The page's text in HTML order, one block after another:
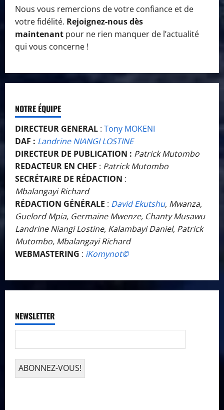
Nous vous remercions de votre confiance et de
votre fidélité. Rejoignez-nous dès
maintenant pour ne rien manquer de l’actualité
qui vous concerne !
NOTRE ÉQUIPE
DIRECTEUR GENERAL : Tony MOKENI
DAF : Landrine NIANGI LOSTINE
DIRECTEUR DE PUBLICATION : Patrick Mutombo
REDACTEUR EN CHEF : Patrick Mutombo
SECRÉTAIRE DE RÉDACTION :
Mbalangayi Richard
RÉDACTION GÉNÉRALE : David Ekutshu, Mwanza,
Guelord Mpia, Germaine Mwenze, Chanty Musawu
Landrine Niangi Lostine, Kalambayi Daniel, Patrick
Mutombo, Mbalangayi Richard
WEBMASTERING : iKomynot©️
NEWSLETTER